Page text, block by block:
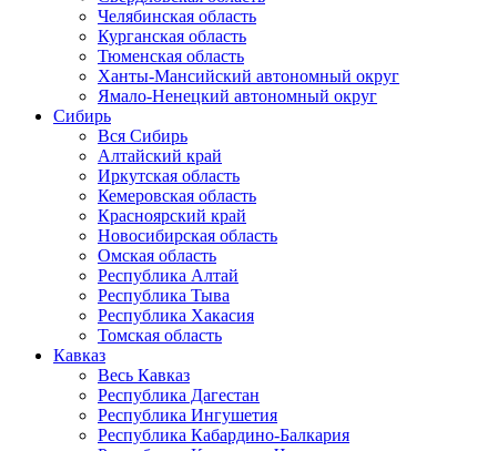
Челябинская область
Курганская область
Тюменская область
Ханты-Мансийский автономный округ
Ямало-Ненецкий автономный округ
Сибирь
Вся Сибирь
Алтайский край
Иркутская область
Кемеровская область
Красноярский край
Новосибирская область
Омская область
Республика Алтай
Республика Тыва
Республика Хакасия
Томская область
Кавказ
Весь Кавказ
Республика Дагестан
Республика Ингушетия
Республика Кабардино-Балкария